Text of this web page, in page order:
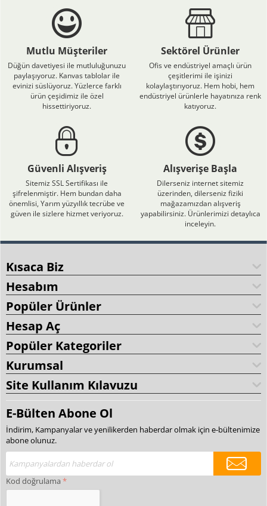
Mutlu Müşteriler
Düğün davetiyesi ile mutluluğunuzu
paylaşıyoruz. Kanvas tablolar ile
evinizi süslüyoruz. Yüzlerce farklı
ürün çeşidimiz ile özel
hissettiriyoruz.
Sektörel Ürünler
Ofis ve endüstriyel amaçlı ürün
çeşitlerimi ile işinizi
kolaylaştırıyoruz. Hem hobi, hem
endüstriyel ürünlerle hayatınıza renk
katıyoruz.
Güvenli Alışveriş
Sitemiz SSL Sertifikası ile
şifrelenmiştir. Hem bundan daha
önemlisi, Yarım yüzyıllık tecrübe ve
güven ile sizlere hizmet veriyoruz.
Alışverişe Başla
Dilerseniz internet sitemiz
üzerinden, dilerseniz fiziki
mağazamızdan alışveriş
yapabilirsiniz. Ürünlerimizi detaylıca
inceleyin.
Kısaca Biz
Hesabım
Popüler Ürünler
Hesap Aç
Popüler Kategoriler
Kurumsal
Site Kullanım Kılavuzu
E-Bülten Abone Ol
İndirim, Kampanyalar ve yenilikerden haberdar olmak için e-bültenimize
abone olunuz.
Kod doğrulama